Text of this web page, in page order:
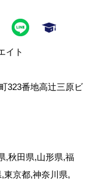
イト
323番地高辻三原ビ
,秋田県,山形県,福
東京都,神奈川県,